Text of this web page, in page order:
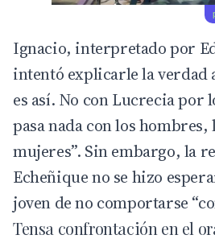
Ignacio, interpretado por
intentó explicarle la verdad
es así. No con Lucrecia por
pasa nada con los hombres,
mujeres”. Sin embargo, la
Echeñique no se hizo
joven de no comportarse
Tensa confrontación en el